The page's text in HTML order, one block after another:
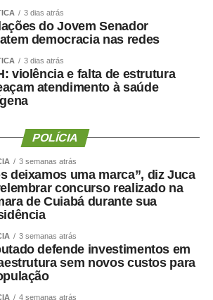
3 dias atrás
do Jovem Senador
democracia nas redes
3 dias atrás
violência e falta de estrutura
atendimento à saúde
POLÍCIA
3 semanas atrás
deixamos uma marca”, diz Juca
concurso realizado na
de Cuiabá durante sua
3 semanas atrás
defende investimentos em
sem novos custos para
4 semanas atrás